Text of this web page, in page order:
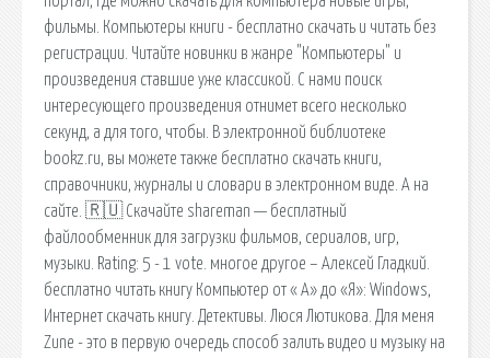
фильмы. Компьютеры книги - бесплатно скачать и читать без
регистрации. Читайте новинки в жанре "Компьютеры" и
произведения ставшие уже классикой. С нами поиск
интересующего произведения отнимет всего несколько
секунд, а для того, чтобы. В электронной библиотеке
bookz.ru, вы можете также бесплатно скачать книги,
справочники, журналы и словари в электронном виде. А на
сайте. 🇷🇺 Скачайте shareman — бесплатный
файлообменник для загрузки фильмов, сериалов, игр,
музыки. Rating: 5 - 1 vote. многое другое – Алексей Гладкий.
бесплатно читать книгу Компьютер от « А» до «Я»: Windows,
Интернет скачать книгу. Детективы. Люся Лютикова. Для меня
Zune - это в первую очередь способ залить видео и музыку на